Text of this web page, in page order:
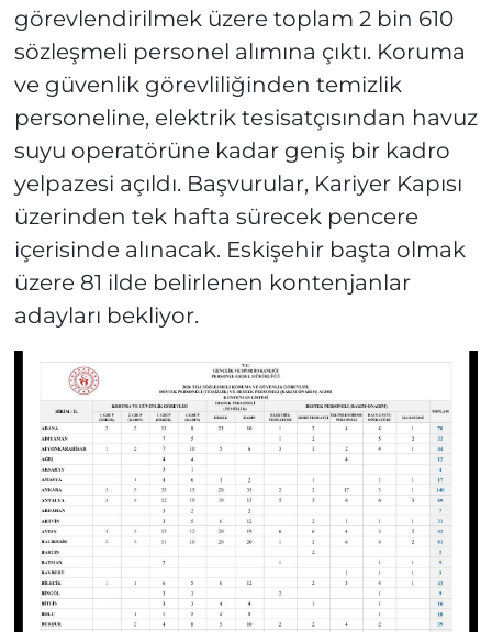
görevlendirilmek üzere toplam 2 bin 610
sözleşmeli personel alımına çıktı. Koruma
ve güvenlik görevliliğinden temizlik
personeline, elektrik tesisatçısından havuz
suyu operatörüne kadar geniş bir kadro
yelpazesi açıldı. Başvurular, Kariyer Kapısı
üzerinden tek hafta sürecek pencere
içerisinde alınacak. Eskişehir başta olmak
üzere 81 ilde belirlenen kontenjanlar
adayları bekliyor.